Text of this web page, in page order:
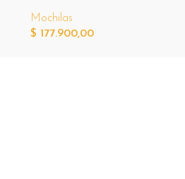
Mochilas
$ 177.900,00